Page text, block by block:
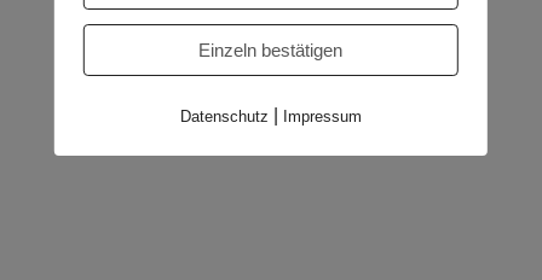
#1 Was ist ein Insekt?
Einzeln bestätigen
Datenschutz Impressum